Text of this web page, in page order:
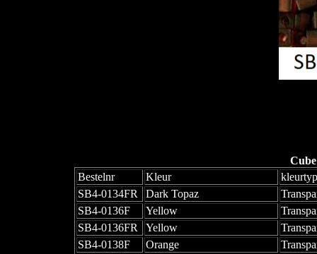
Bestelnr
Kleur
SB4-0134FR
Dark Topaz
SB4-0136F
Yellow
SB4-0136FR
Yellow
SB4-0138F
Orange